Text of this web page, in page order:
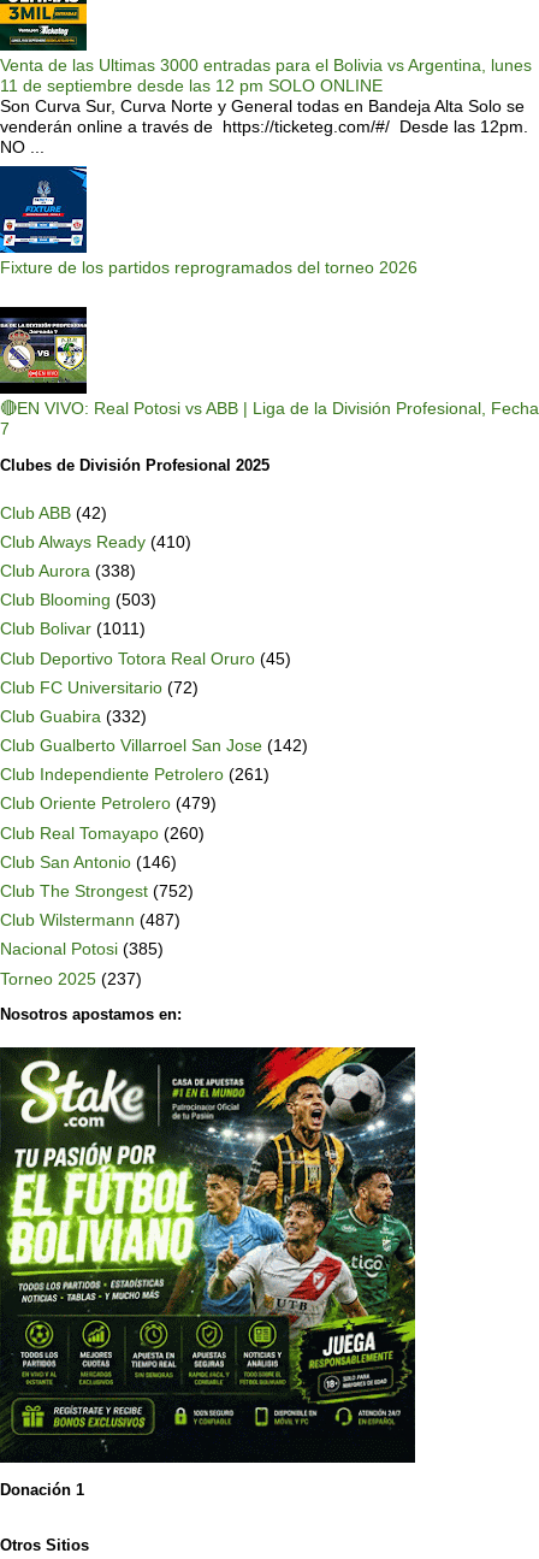
Venta de las Ultimas 3000 entradas para el Bolivia vs Argentina, lunes
11 de septiembre desde las 12 pm SOLO ONLINE
Son Curva Sur, Curva Norte y General todas en Bandeja Alta Solo se
venderán online a través de https://ticketeg.com/#/ Desde las 12pm.
NO ...
Fixture de los partidos reprogramados del torneo 2026
🔴EN VIVO: Real Potosi vs ABB | Liga de la División Profesional, Fecha
7
Clubes de División Profesional 2025
Club ABB (42)
Club Always Ready (410)
Club Aurora (338)
Club Blooming (503)
Club Bolivar (1011)
Club Deportivo Totora Real Oruro (45)
Club FC Universitario (72)
Club Guabira (332)
Club Gualberto Villarroel San Jose (142)
Club Independiente Petrolero (261)
Club Oriente Petrolero (479)
Club Real Tomayapo (260)
Club San Antonio (146)
Club The Strongest (752)
Club Wilstermann (487)
Nacional Potosi (385)
Torneo 2025 (237)
Nosotros apostamos en:
Donación 1
Otros Sitios